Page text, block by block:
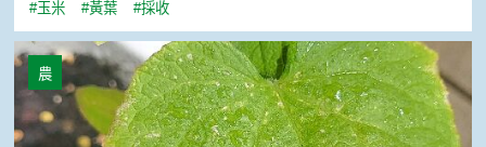
#玉米 #黃葉 #採收
救救我的小黃瓜幼苗…
農